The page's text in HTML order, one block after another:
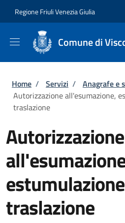
Regione Friuli Venezia Giulia
Comune di
Briciole di pane
Home / Servizi / Anagrafe e
Autorizzazione all'esumazione,
traslazione
Autorizzazione
traslazione